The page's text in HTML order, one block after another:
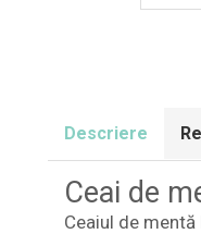
Descriere
Ceai de
Ceaiul de